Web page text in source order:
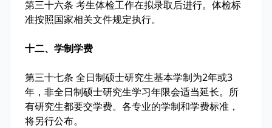
第三十六条 考生体检工作在拟录取后进行。体检标
准按照国家相关文件规定执行。
十二、学制学费
第三十七条 全日制硕士研究生基本学制为2年或3
年，非全日制硕士研究生学习年限会适当延长。所
有研究生都要交学费。各专业的学制和学费标准，
将另行公布。